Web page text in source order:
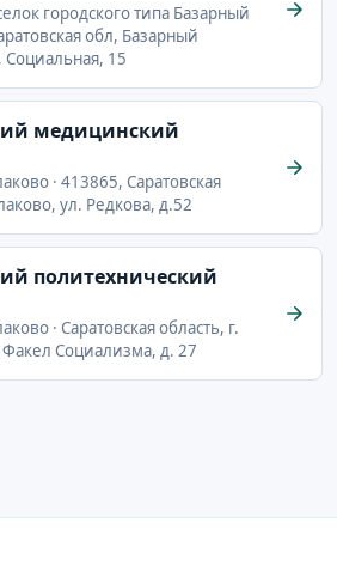
городского типа Базарный
обл, Базарный
Социальная, 15
медицинский
· 413865, Саратовская
ул. Редкова, д.52
политехнический
· Саратовская область, г.
Факел Социализма, д. 27